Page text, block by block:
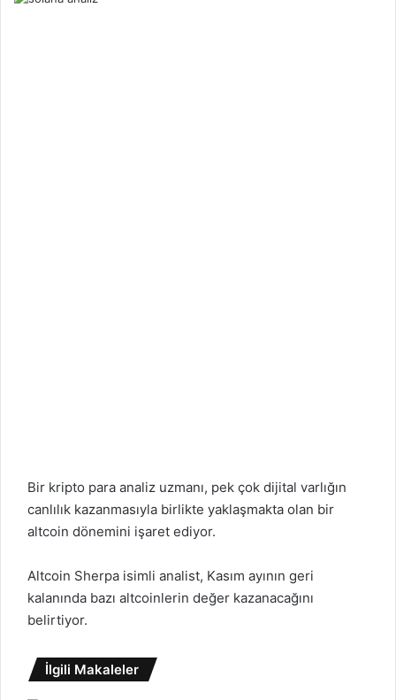
Bir kripto para analiz uzmanı, pek çok dijital varlığın
canlılık kazanmasıyla birlikte yaklaşmakta olan bir
altcoin dönemini işaret ediyor.
Altcoin Sherpa isimli analist, Kasım ayının geri
kalanında bazı altcoinlerin değer kazanacağını
belirtiyor.
İlgili Makaleler